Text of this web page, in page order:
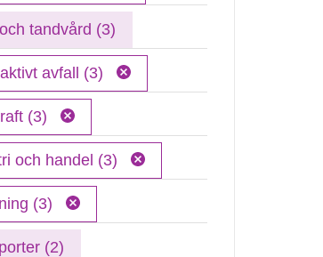
tandvård (3)
avfall (3)
(3)
och handel (3)
(3)
(2)